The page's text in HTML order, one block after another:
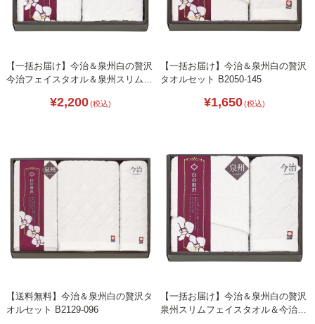
【一括お届け】今治＆泉州白の贅沢
今治フェイスタオル＆泉州スリムフ
¥2,200(税込)
【一括お届け】今治＆泉州白の贅沢
タオルセット B2050-145
¥1,650(税込)
【送料無料】今治＆泉州白の贅沢タ
オルセット B2129-096
【一括お届け】今治＆泉州白の贅沢
泉州スリムフェイスタオル＆今治ハ